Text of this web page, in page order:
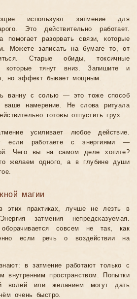
используют затмение для
Это действительно работает.
помогает разорвать связи, которые
Можете записать на бумаге то, от
Старые обиды, токсичные
которые тянут вниз. Запишите и
но эффект бывает мощным.
ванну с солью — это тоже способ
намерение. Не слова ритуала
готовы отпустить груз.
усиливает любое действие.
если работаете с энергиями —
Чего вы на самом деле хотите?
желаем одного, а в глубине души
магии
этих практиках, лучше не лезть в
затмения непредсказуемая.
совсем не так, как
если речь о воздействии на
в затмение работают только с
внутренним пространством. Попытки
волей или желанием могут дать
очень быстро.